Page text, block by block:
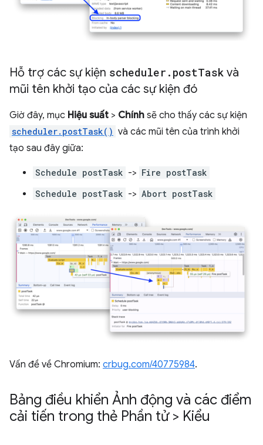
Hỗ trợ các sự kiện scheduler . postTask và
mũi tên khởi tạo của các sự kiện đó
Giờ đây, mục Hiệu suất > Chính sẽ cho thấy các sự kiện
scheduler.postTask() và các mũi tên của trình khởi
tạo sau đây giữa:
Schedule postTask -> Fire postTask
Schedule postTask -> Abort postTask
Vấn đề về Chromium: crbug.com/40775984.
Bảng điều khiển Ảnh động và các điểm
cải tiến trong thẻ Phần tử > Kiểu